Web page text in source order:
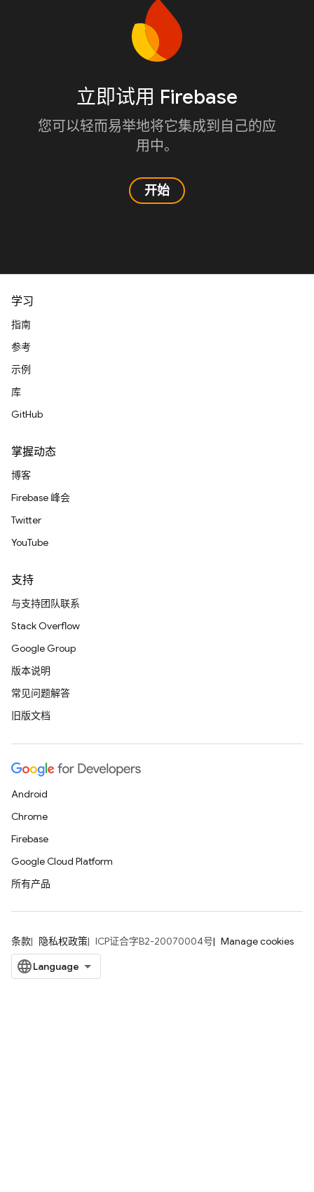
立即试用 Firebase
您可以轻而易举地将它集成到自己的应
用中。
开始
学习
指南
参考
示例
库
GitHub
掌握动态
博客
Firebase 峰会
Twitter
YouTube
支持
与支持团队联系
Stack Overflow
Google Group
版本说明
常见问题解答
旧版文档
Android
Chrome
Firebase
Google Cloud Platform
所有产品
条款 隐私权政策 ICP证合字B2-20070004号 Manage cookies